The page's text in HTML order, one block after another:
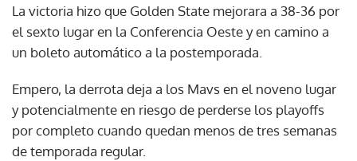
La victoria hizo que Golden State mejorara a 38-36 por
el sexto lugar en la Conferencia Oeste y en camino a
un boleto automático a la postemporada.
Empero, la derrota deja a los Mavs en el noveno lugar
y potencialmente en riesgo de perderse los playoffs
por completo cuando quedan menos de tres semanas
de temporada regular.